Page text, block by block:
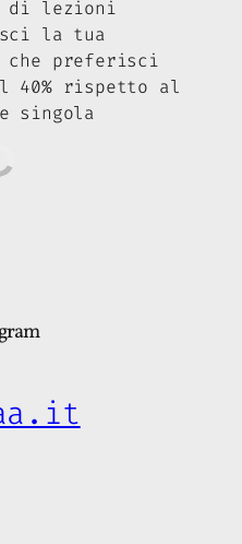
di lezioni
la tua
che preferisci
40% rispetto al
singola